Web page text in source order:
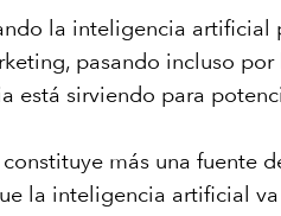
la inteligencia
pasando incluso
está sirviendo para
más una fuente
la inteligencia artificial